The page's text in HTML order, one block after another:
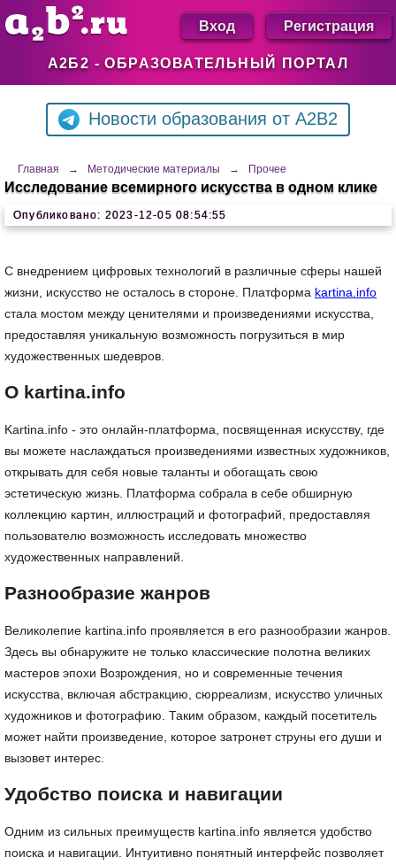
А2Б2 - ОБРАЗОВАТЕЛЬНЫЙ ПОРТАЛ
Вход Регистрация
Новости образования от A2B2
Главная → Методические материалы → Прочее
Исследование всемирного искусства в одном клике
Опубликовано: 2023-12-05 08:54:55
С внедрением цифровых технологий в различные сферы нашей
жизни, искусство не осталось в стороне. Платформа kartina.info
стала мостом между ценителями и произведениями искусства,
предоставляя уникальную возможность погрузиться в мир
художественных шедевров.
О kartina.info
Kartina.info - это онлайн-платформа, посвященная искусству, где
вы можете наслаждаться произведениями известных художников,
открывать для себя новые таланты и обогащать свою
эстетическую жизнь. Платформа собрала в себе обширную
коллекцию картин, иллюстраций и фотографий, предоставляя
пользователю возможность исследовать множество
художественных направлений.
Разнообразие жанров
Великолепие kartina.info проявляется в его разнообразии жанров.
Здесь вы обнаружите не только классические полотна великих
мастеров эпохи Возрождения, но и современные течения
искусства, включая абстракцию, сюрреализм, искусство уличных
художников и фотографию. Таким образом, каждый посетитель
может найти произведение, которое затронет струны его души и
вызовет интерес.
Удобство поиска и навигации
Одним из сильных преимуществ kartina.info является удобство
поиска и навигации. Интуитивно понятный интерфейс позволяет